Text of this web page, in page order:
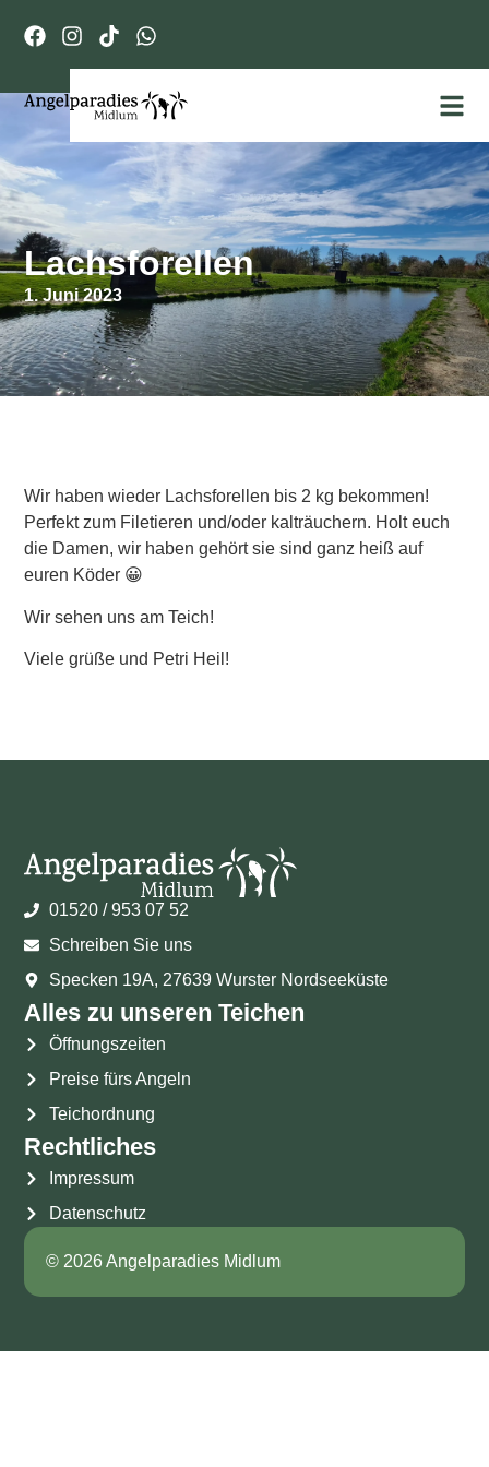
Lachsforellen
1. Juni 2023
Wir haben wieder Lachsforellen bis 2 kg bekommen!
Perfekt zum Filetieren und/oder kalträuchern. Holt euch
die Damen, wir haben gehört sie sind ganz heiß auf
euren Köder 😀
Wir sehen uns am Teich!
Viele grüße und Petri Heil!
01520 / 953 07 52
Schreiben Sie uns
Specken 19A, 27639 Wurster Nordseeküste
Alles zu unseren Teichen
Öffnungszeiten
Preise fürs Angeln
Teichordnung
Rechtliches
Impressum
Datenschutz
© 2026 Angelparadies Midlum